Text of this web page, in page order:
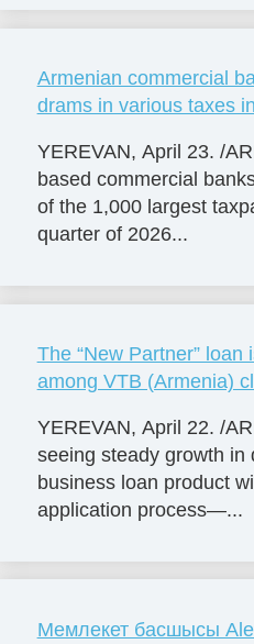
Armenian commercial
drams in various taxes
YEREVAN, April 23. /
based commercial
of the 1,000 largest
quarter of 2026...
The “New Partner”
among VTB (Armenia)
YEREVAN, April 22. /
seeing steady growth in
business loan product
application process—...
Мемлекет басшысы